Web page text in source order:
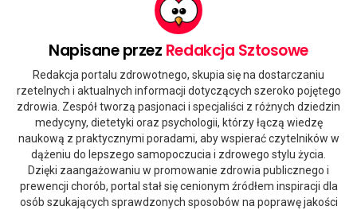
Napisane przez Redakcja Sztosowe
Redakcja portalu zdrowotnego, skupia się na dostarczaniu
rzetelnych i aktualnych informacji dotyczących szeroko pojętego
zdrowia. Zespół tworzą pasjonaci i specjaliści z różnych dziedzin
medycyny, dietetyki oraz psychologii, którzy łączą wiedzę
naukową z praktycznymi poradami, aby wspierać czytelników w
dążeniu do lepszego samopoczucia i zdrowego stylu życia.
Dzięki zaangażowaniu w promowanie zdrowia publicznego i
prewencji chorób, portal stał się cenionym źródłem inspiracji dla
osób szukających sprawdzonych sposobów na poprawę jakości